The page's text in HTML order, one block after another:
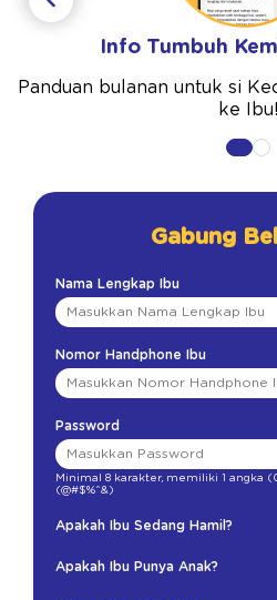
Info Tumbuh
Panduan bulanan untuk si
ke Ibu!
Gabung
Nama Lengkap Ibu
Nomor Handphone Ibu
Password
Minimal 8 karakter, memiliki 1 angka
(@#$%^&)
Apakah Ibu Sedang Hamil?
Apakah Ibu Punya Anak?